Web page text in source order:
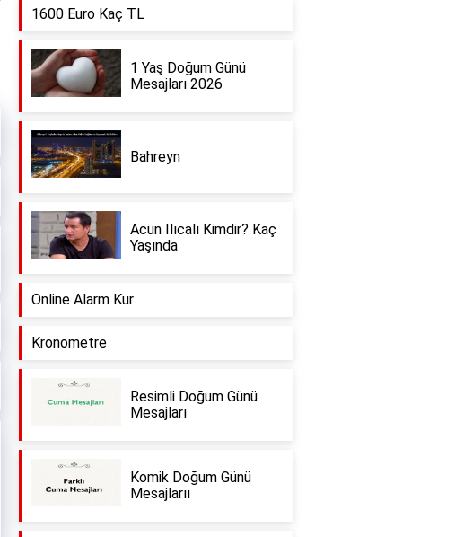
1600 Euro Kaç TL
1 Yaş Doğum Günü
Mesajları 2026
Bahreyn
Acun Ilıcalı Kimdir? Kaç
Yaşında
Online Alarm Kur
Kronometre
Resimli Doğum Günü
Mesajları
Komik Doğum Günü
Mesajlarıı